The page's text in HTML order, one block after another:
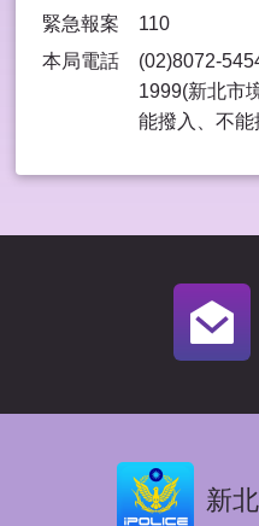
緊急報案
110
本局電話
(02)8072-
1999(新北市
能撥入、不
新